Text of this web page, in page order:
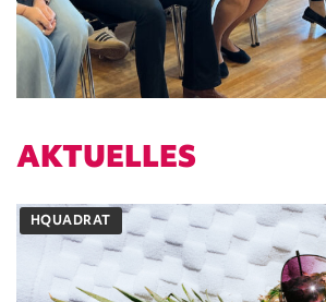
AKTUELLES
HQUADRAT